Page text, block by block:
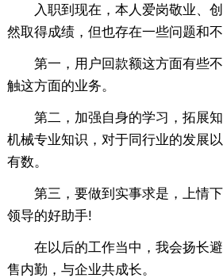
入职到现在，本人爱岗敬业、创
然取得成绩，但也存在一些问题和
第一，用户回款额这方面有些不
触这方面的业务。
第二，加强自身的学习，拓展知
机械专业知识，对于同行业的发展
有数。
第三，要做到实事求是，上情下
领导的好助手!
在以后的工作当中，我会扬长避
售内勤，与企业共成长。